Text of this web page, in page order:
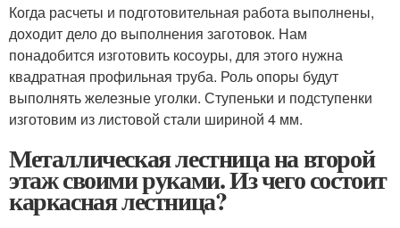
Когда расчеты и подготовительная работа выполнены,
доходит дело до выполнения заготовок. Нам
понадобится изготовить косоуры, для этого нужна
квадратная профильная труба. Роль опоры будут
выполнять железные уголки. Ступеньки и подступенки
изготовим из листовой стали шириной 4 мм.
Металлическая лестница на второй
этаж своими руками. Из чего состоит
каркасная лестница?